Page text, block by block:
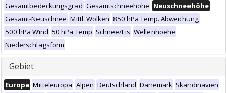
Gesamtbedeckungsgrad Gesamtschneehöhe Neuschneehöhe
Gesamt-Neuschnee Mittl. Wolken 850 hPa Temp. Abweichung
500 hPa Wind 50 hPa Temp Schnee/Eis Wellenhoehe
Niederschlagsform
Gebiet
Europa Mitteleuropa Alpen Deutschland Dänemark Skandinavien